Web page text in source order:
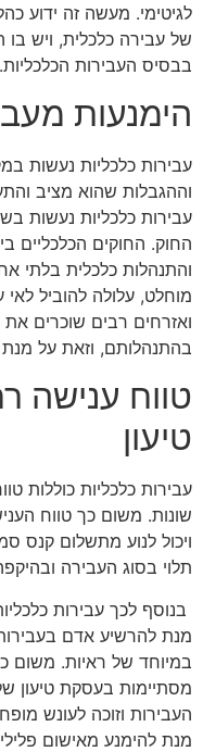
לגיטימי. מעשה זה ידוע
של עבירה כלכלית, ויש
בבסיס העבירות הכלכליות.
הימנעות
עבירות כלכליות נעשות
וההגבלות שהוא מציב
עבירות כלכליות נעשות
החוק. החוקים הכלכליים
והתנהלות כלכלית בלתי
מוחלט, עלולה להוביל
ואזרחים רבים שוכרים את
בהתנהלותם, וזאת על
טווח ענישה
טיעון
עבירות כלכליות כוללות
שונות. משום כך טווח
ויכול לנוע מתשלום קנס
תלוי בסוג העבירה
בנוסף לכך עבירות
מנת להרשיע אדם
במיוחד של ראיות. משום
מסתיימות בעסקת טיעון
העבירות וזוכה לעונש
מנת להימנע מאישום